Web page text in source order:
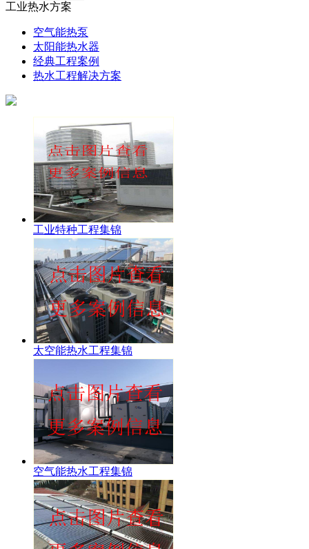
工业热水方案
空气能热泵
太阳能热水器
经典工程案例
热水工程解决方案
工业特种工程集锦
太空能热水工程集锦
空气能热水工程集锦